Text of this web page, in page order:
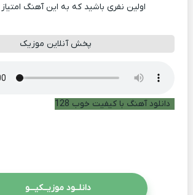
اولین نفری باشید که به این آهنگ
پخش آنلاین موزیک
دانلود آهنگ با کیفیت خوب 128
دانلــود موزیــکیـــو